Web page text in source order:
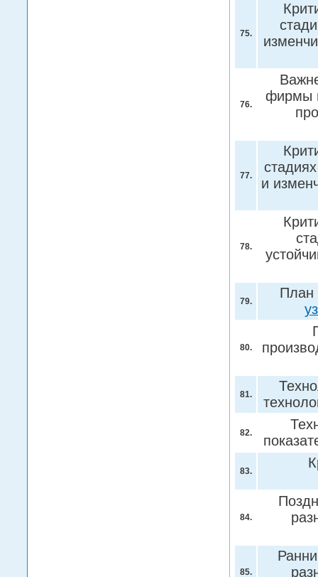
75.
76.
фирмы
77.
и
78.
79.
План
80.
81.
82.
83.
84.
85.